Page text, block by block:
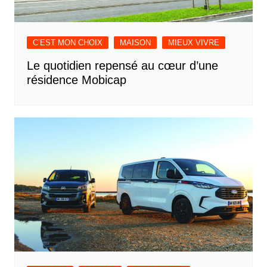
C’EST MON CHOIX MAISON MIEUX VIVRE
Le quotidien repensé au cœur d’une
résidence Mobicap